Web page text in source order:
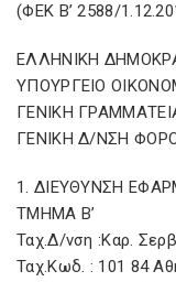
(ΦΕΚ Β’ 2588/
ΕΛΛΗΝΙΚΗ
ΥΠΟΥΡΓΕΙΟ
ΓΕΝΙΚΗ
ΓΕΝΙΚΗ Δ/ΝΣΗ
1. ΔΙΕΥΘΥΝΣΗ
ΤΜΗΜΑ Β’
Ταχ.Δ/νση :Καρ.
Ταχ.Κωδ. : 101 84